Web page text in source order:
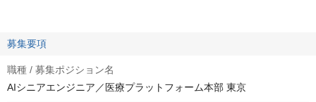
募集要項
職種 / 募集ポジション名
AIシニアエンジニア／医療プラットフォーム本部 東京